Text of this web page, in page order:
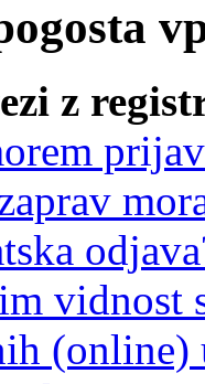
z
vidnost
(online)